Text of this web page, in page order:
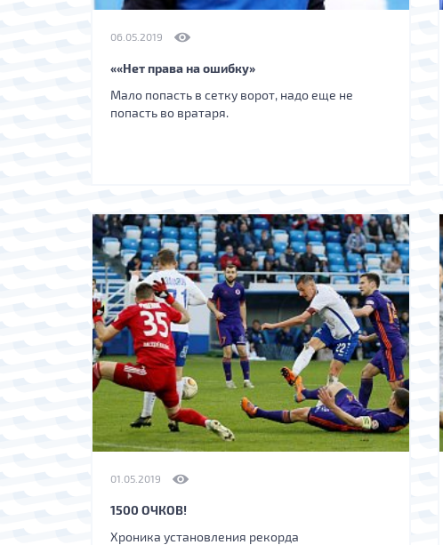
06.05.2019
««Нет права на ошибку»
Мало попасть в сетку ворот, надо еще не
попасть во вратаря.
01.05.2019
1500 ОЧКОВ!
Хроника установления рекорда